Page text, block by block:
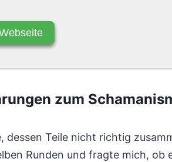
zum
dessen Teile nicht richtig
Runden und fragte mich,